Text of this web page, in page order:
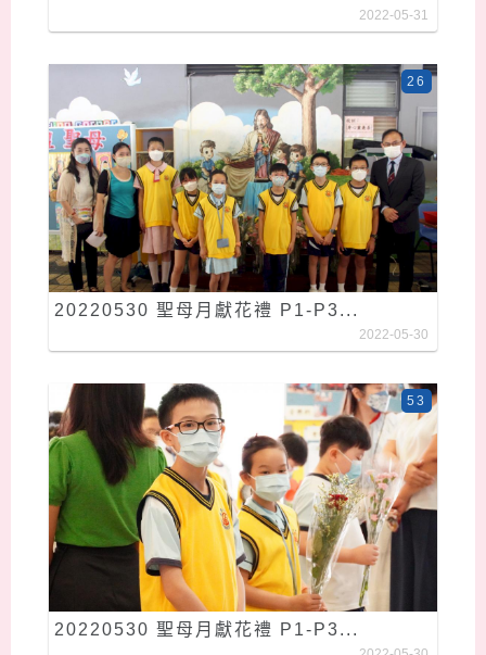
2022-05-31
20220530 聖母月獻花禮 P1-P3...
26
2022-05-30
20220530 聖母月獻花禮 P1-P3...
53